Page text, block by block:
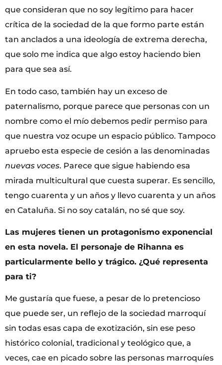
que consideran que no soy legítimo para hacer
crítica de la sociedad de la que formo parte están
tan anclados a una ideología de extrema derecha,
que solo me indica que algo estoy haciendo bien
para que sea así.
En todo caso, también hay un exceso de
paternalismo, porque parece que personas con un
nombre como el mío debemos pedir permiso para
que nuestra voz ocupe un espacio público. Tampoco
apruebo esta especie de cesión a las denominadas
nuevas voces. Parece que sigue habiendo esa
mirada multicultural que cuesta superar. Es sencillo,
tengo cuarenta y un años y llevo cuarenta y un años
en Cataluña. Si no soy catalán, no sé que soy.
Las mujeres tienen un protagonismo exponencial
en esta novela. El personaje de Rihanna es
particularmente bello y trágico. ¿Qué representa
para ti?
Me gustaría que fuese, a pesar de lo pretencioso
que puede ser, un reflejo de la sociedad marroquí
sin todas esas capa de exotización, sin ese peso
histórico colonial, tradicional y teológico que, a
veces, cae en picado sobre las personas marroquíes